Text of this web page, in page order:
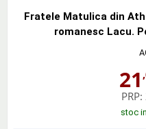
Fratele Matulica din
romanesc Lacu.
21
PRP:
stoc